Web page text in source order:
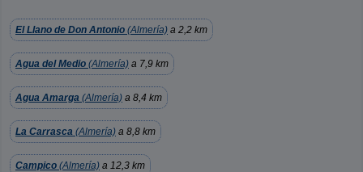
El Llano de Don Antonio (Almería) a 2,2 km
Agua del Medio (Almería) a 7,9 km
Agua Amarga (Almería) a 8,4 km
La Carrasca (Almería) a 8,8 km
Campico (Almería) a 12,3 km